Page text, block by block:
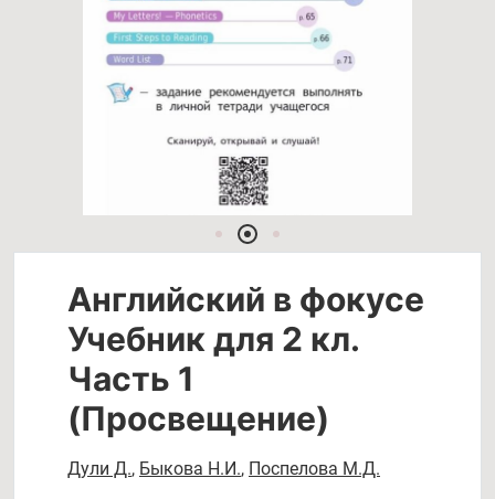
Английский в фокусе
Учебник для 2 кл.
Часть 1
(Просвещение)
Дули Д., Быкова Н.И., Поспелова М.Д.